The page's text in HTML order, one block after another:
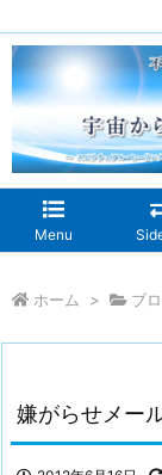
Menu
ホーム > ブ
嫌がらせメー